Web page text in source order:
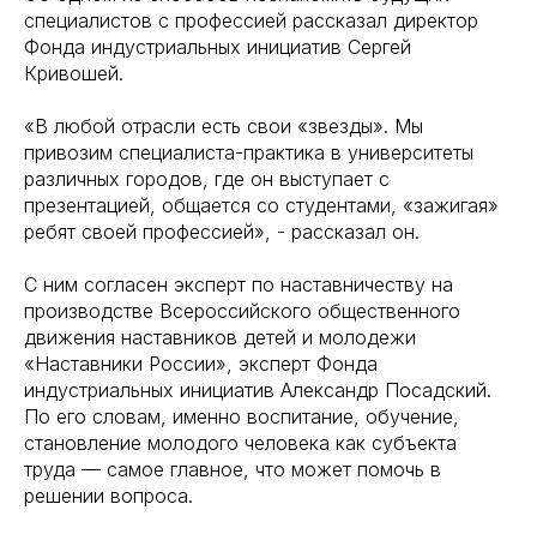
специалистов с профессией рассказал директор
Фонда индустриальных инициатив Сергей
Кривошей.
«В любой отрасли есть свои «звезды». Мы
привозим специалиста-практика в университеты
различных городов, где он выступает с
презентацией, общается со студентами, «зажигая»
ребят своей профессией», - рассказал он.
С ним согласен эксперт по наставничеству на
производстве Всероссийского общественного
движения наставников детей и молодежи
«Наставники России», эксперт Фонда
индустриальных инициатив Александр Посадский.
По его словам, именно воспитание, обучение,
становление молодого человека как субъекта
труда — самое главное, что может помочь в
решении вопроса.